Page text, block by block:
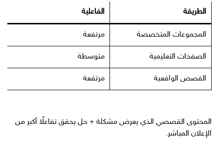
الطريقة الفاعلية
المجموعات المتخصصة مرتفعة
الصفحات التعليمية متوسطة
القصص الواقعية مرتفعة
المحتوى القصصي الذي يعرض مشكلة + حل يحقق تفاعلًا أكبر من
الإعلان المباشر.